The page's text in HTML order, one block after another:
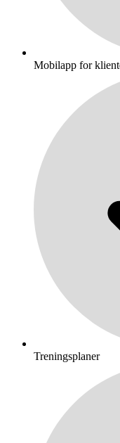
Mobilapp for
Treningsplaner